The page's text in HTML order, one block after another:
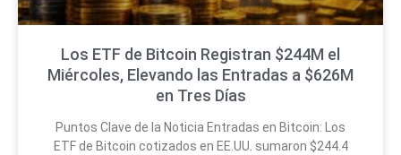
Los ETF de Bitcoin Registran $244M el
Miércoles, Elevando las Entradas a $626M
en Tres Días
Puntos Clave de la Noticia Entradas en Bitcoin: Los
ETF de Bitcoin cotizados en EE.UU. sumaron $244.4